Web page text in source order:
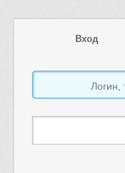
Вход